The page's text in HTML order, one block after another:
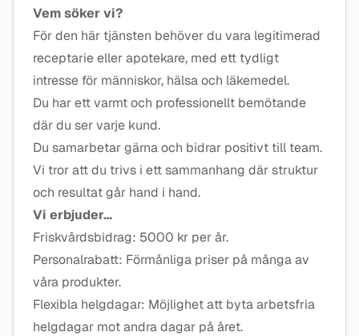
Vem söker vi?
För den här tjänsten behöver du vara legitimerad
receptarie eller apotekare, med ett tydligt
intresse för människor, hälsa och läkemedel.
Du har ettvarmt och professionellt bemötande
där du ser varje kund.
Du samarbetar gärna och bidrar positivt till team.
Vi tror att du trivs i ett sammanhang där struktur
och resultat går hand i hand.
Vi erbjuder…
Friskvårdsbidrag: 5000 kr per år.
Personalrabatt: Förmånliga priser på många av
våra produkter.
Flexibla helgdagar: Möjlighet att byta arbetsfria
helgdagar mot andra dagar på året.